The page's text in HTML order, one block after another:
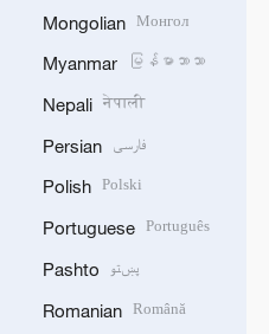
Mongolian Монгол
Myanmar မြန်မာဘာသာ
Nepali नेपाली
Persian فارسی
Polish Polski
Portuguese Português
Pashto پښتو
Romanian Română